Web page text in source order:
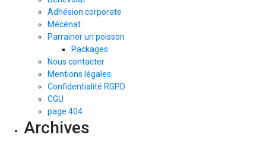
Adhésion corporate
Mécénat
Parrainer un poisson
Packages
Nous contacter
Mentions légales
Confidentialité RGPD
CGU
page 404
Archives